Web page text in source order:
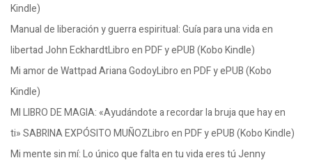
Kindle)
Manual de liberación y guerra espiritual: Guía para una vida en
libertad John EckhardtLibro en PDF y ePUB (Kobo Kindle)
Mi amor de Wattpad Ariana GodoyLibro en PDF y ePUB (Kobo
Kindle)
MI LIBRO DE MAGIA: «Ayudándote a recordar la bruja que hay en
ti» SABRINA EXPÓSITO MUÑOZLibro en PDF y ePUB (Kobo Kindle)
Mi mente sin mí: Lo único que falta en tu vida eres tú Jenny